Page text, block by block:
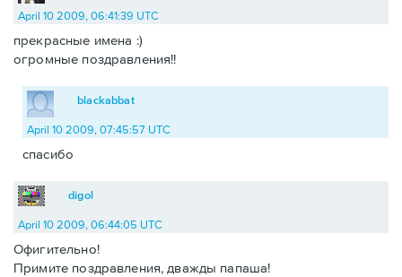
April 10 2009, 06:41:39 UTC
прекрасные имена :)
огромные поздравления!!
blackabbat
April 10 2009, 07:45:57 UTC
спасибо
digol
April 10 2009, 06:44:05 UTC
Офигительно!
Примите поздравления, дважды папаша!